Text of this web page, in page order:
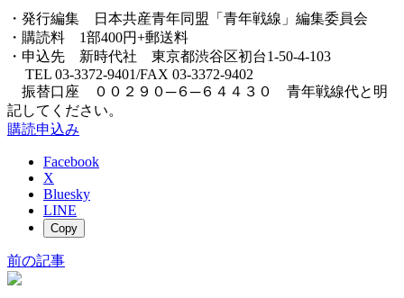
・発行編集 日本共産青年同盟「青年戦線」編集委員会
・購読料 1部400円+郵送料
・申込先 新時代社 東京都渋谷区初台1-50-4-103
TEL 03-3372-9401/FAX 03-3372-9402
振替口座 ００２９０─６─６４４３０ 青年戦線代と明
記してください。
購読申込み
Facebook
X
Bluesky
LINE
Copy
前の記事